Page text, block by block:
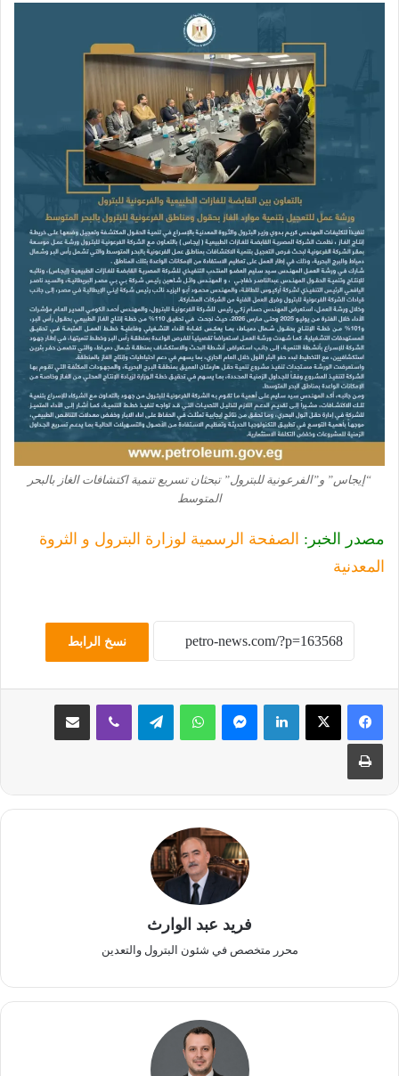
“إيجاس” و”الفرعونية للبترول” تبحثان تسريع تنمية اكتشافات الغاز بالبحر
المتوسط
مصدر الخبر: الصفحة الرسمية لوزارة البترول و الثروة
المعدنية
نسخ الرابط
لينكدإن ماسنجر واتساب تيلقرام ڤايبر مشاركة عبر البريد
طباعة
فريد عبد الوارث
محرر متخصص في شئون البترول والتعدين